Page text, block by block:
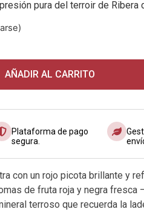
pura del terroir de Ribera
AÑADIR AL CARRITO
Plataforma de pago
segura.
con un rojo picota brillante y
de fruta roja y negra fresca
terroso que recuerda la